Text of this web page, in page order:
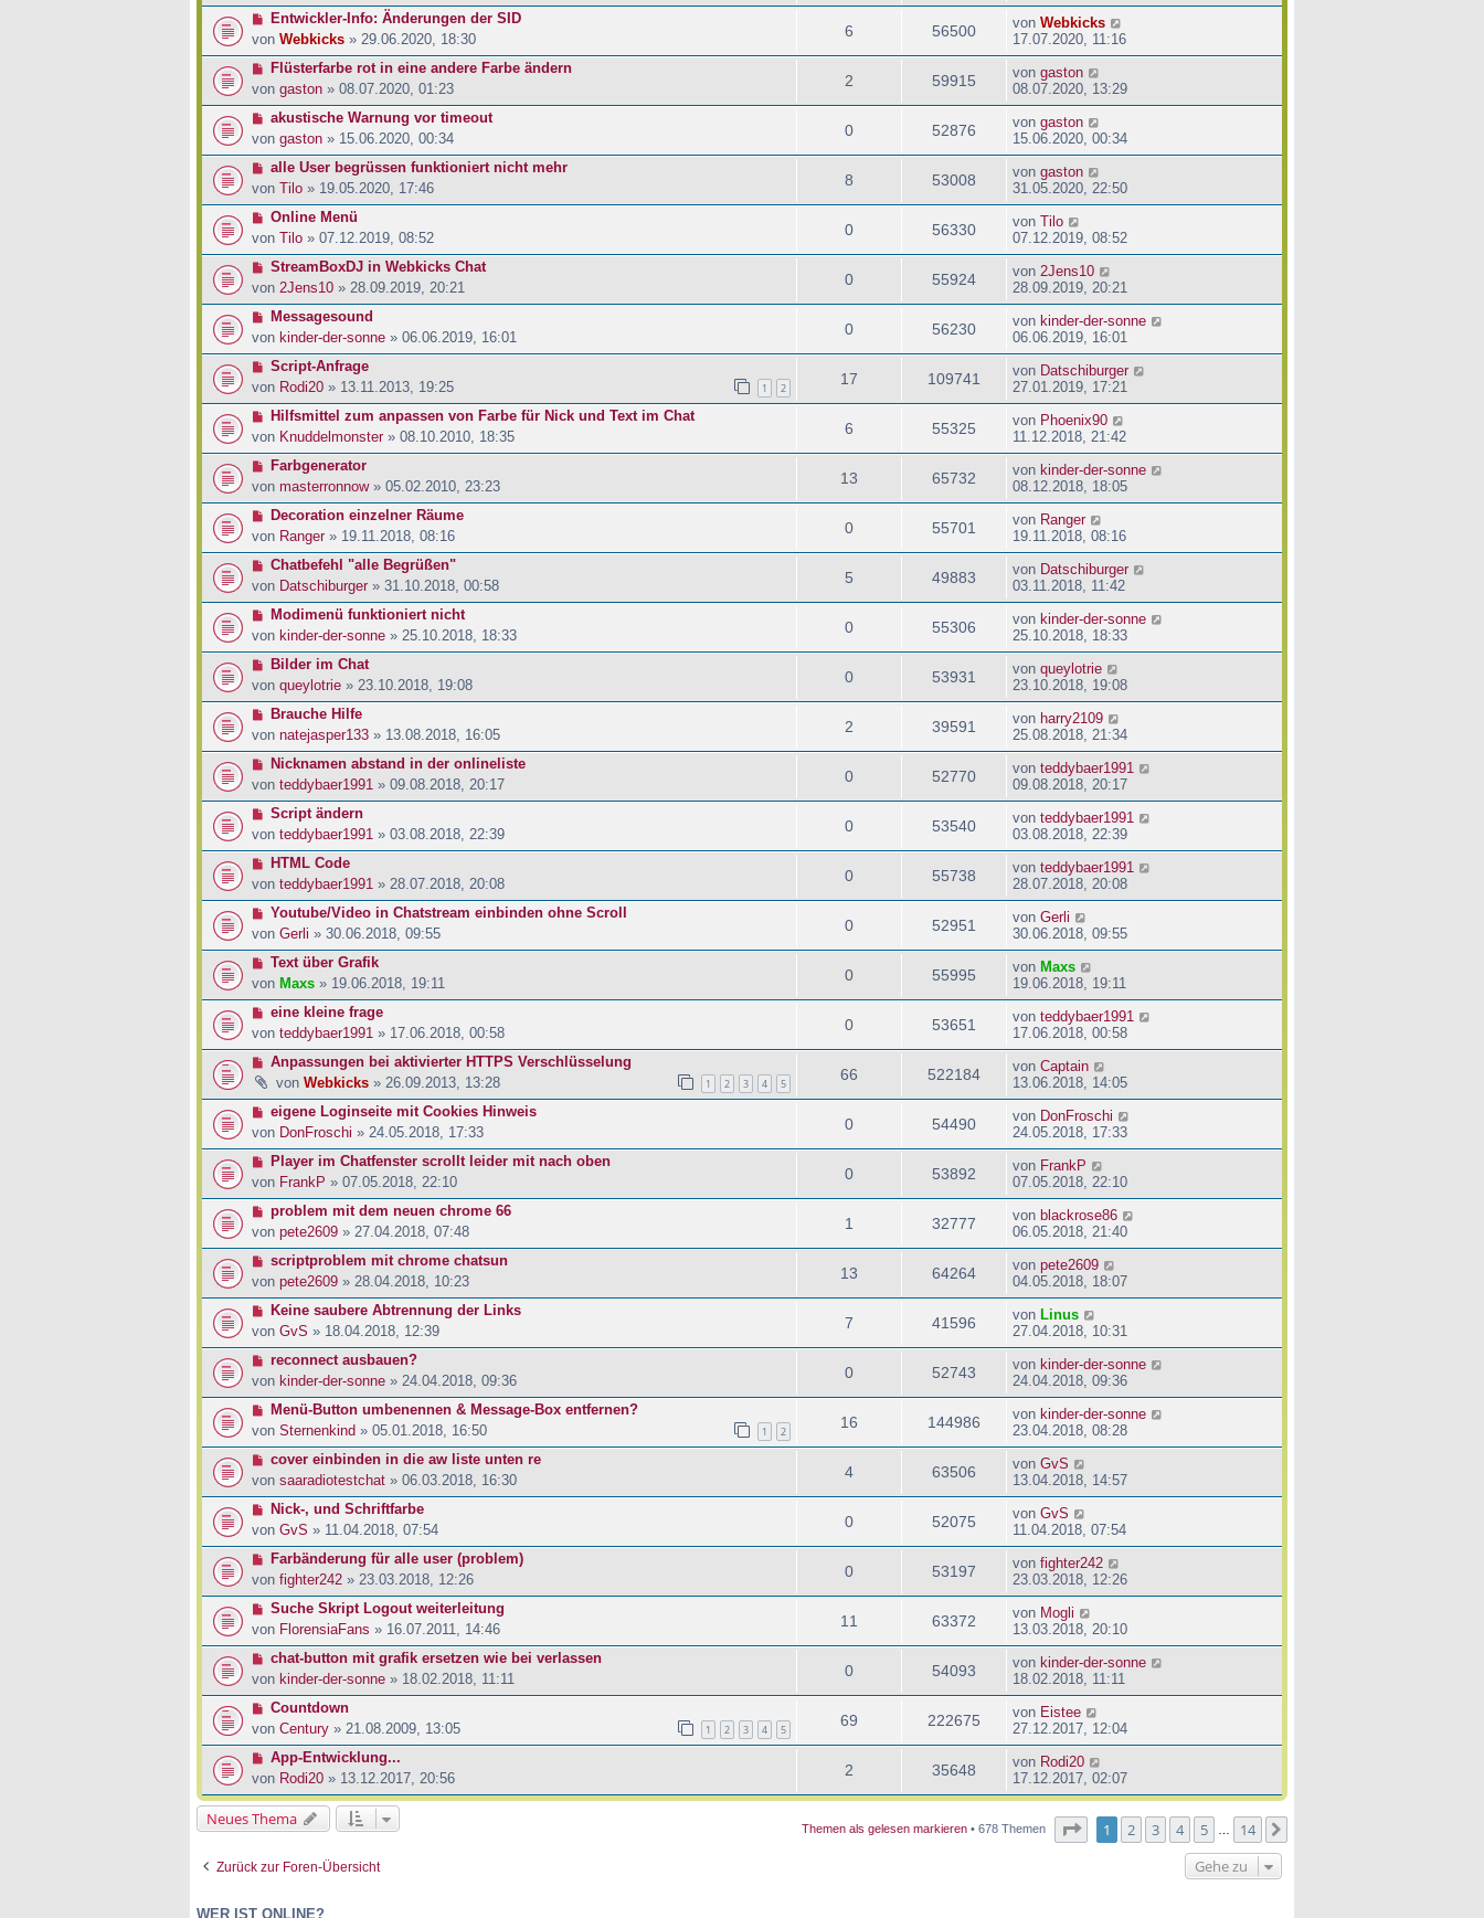
Entwickler-Info: Änderungen der SID
von Webkicks » 29.06.2020, 18:30 6 56500 von Webkicks
17.07.2020, 11:16
Flüsterfarbe rot in eine andere Farbe ändern
von gaston » 08.07.2020, 01:23 2 59915 von gaston
08.07.2020, 13:29
akustische Warnung vor timeout
von gaston » 15.06.2020, 00:34 0 52876 von gaston
15.06.2020, 00:34
alle User begrüssen funktioniert nicht mehr
von Tilo » 19.05.2020, 17:46 8 53008 von gaston
31.05.2020, 22:50
Online Menü
von Tilo » 07.12.2019, 08:52 0 56330 von Tilo
07.12.2019, 08:52
StreamBoxDJ in Webkicks Chat
von 2Jens10 » 28.09.2019, 20:21 0 55924 von 2Jens10
28.09.2019, 20:21
Messagesound
von kinder-der-sonne » 06.06.2019, 16:01 0 56230 von kinder-der-sonne
06.06.2019, 16:01
Script-Anfrage
von Rodi20 » 13.11.2013, 19:25 1 2
17 109741 von Datschiburger
27.01.2019, 17:21
Hilfsmittel zum anpassen von Farbe für Nick und Text im Chat
von Knuddelmonster» 08.10.2010, 18:35 6 55325 von Phoenix90
11.12.2018, 21:42
Farbgenerator
von masterronnow» 05.02.2010, 23:23 13 65732 von kinder-der-sonne
08.12.2018, 18:05
Decoration einzelner Räume
von Ranger» 19.11.2018, 08:16 0 55701 von Ranger
19.11.2018, 08:16
Chatbefehl "alle Begrüßen"
von Datschiburger » 31.10.2018, 00:58 5 49883 von Datschiburger
03.11.2018, 11:42
Modimenü funktioniert nicht
von kinder-der-sonne » 25.10.2018, 18:33 0 55306 von kinder-der-sonne
25.10.2018, 18:33
Bilder im Chat
von queylotrie » 23.10.2018, 19:08 0 53931 von queylotrie
23.10.2018, 19:08
Brauche Hilfe
von natejasper133 » 13.08.2018, 16:05 2 39591 von harry2109
25.08.2018, 21:34
Nicknamen abstand in der onlineliste
von teddybaer1991 » 09.08.2018, 20:17 0 52770 von teddybaer1991
09.08.2018, 20:17
Script ändern
von teddybaer1991 » 03.08.2018, 22:39 0 53540 von teddybaer1991
03.08.2018, 22:39
HTML Code
von teddybaer1991 » 28.07.2018, 20:08 0 55738 von teddybaer1991
28.07.2018, 20:08
Youtube/Video in Chatstream einbinden ohne Scroll
von Gerli » 30.06.2018, 09:55 0 52951 von Gerli
30.06.2018, 09:55
Text über Grafik
von Maxs » 19.06.2018, 19:11 0 55995 von Maxs
19.06.2018, 19:11
eine kleine frage
von teddybaer1991 » 17.06.2018, 00:58 0 53651 von teddybaer1991
17.06.2018, 00:58
Anpassungen bei aktivierter HTTPS Verschlüsselung
von Webkicks » 26.09.2013, 13:28 1 2 3 4 5
66 522184 von Captain
13.06.2018, 14:05
eigene Loginseite mit Cookies Hinweis
von DonFroschi » 24.05.2018, 17:33 0 54490 von DonFroschi
24.05.2018, 17:33
Player im Chatfenster scrollt leider mit nach oben
von FrankP » 07.05.2018, 22:10 0 53892 von FrankP
07.05.2018, 22:10
problem mit dem neuen chrome 66
von pete2609 » 27.04.2018, 07:48 1 32777 von blackrose86
06.05.2018, 21:40
scriptproblem mit chrome chatsun
von pete2609 » 28.04.2018, 10:23 13 64264 von pete2609
04.05.2018, 18:07
Keine saubere Abtrennung der Links
von GvS » 18.04.2018, 12:39 7 41596 von Linus
27.04.2018, 10:31
reconnect ausbauen?
von kinder-der-sonne » 24.04.2018, 09:36 0 52743 von kinder-der-sonne
24.04.2018, 09:36
Menü-Button umbenennen & Message-Box entfernen?
von Sternenkind » 05.01.2018, 16:50 1 2
16 144986 von kinder-der-sonne
23.04.2018, 08:28
cover einbinden in die aw liste unten re
von saaradiotestchat » 06.03.2018, 16:30 4 63506 von GvS
13.04.2018, 14:57
Nick-, und Schriftfarbe
von GvS » 11.04.2018, 07:54 0 52075 von GvS
11.04.2018, 07:54
Farbänderung für alle user (problem)
von fighter242 » 23.03.2018, 12:26 0 53197 von fighter242
23.03.2018, 12:26
Suche Skript Logout weiterleitung
von FlorensiaFans » 16.07.2011, 14:46 11 63372 von Mogli
13.03.2018, 20:10
chat-button mit grafik ersetzen wie bei verlassen
von kinder-der-sonne » 18.02.2018, 11:11 0 54093 von kinder-der-sonne
18.02.2018, 11:11
Countdown
von Century » 21.08.2009, 13:05 1 2 3 4 5
69 222675 von Eistee
27.12.2017, 12:04
App-Entwicklung...
von Rodi20 » 13.12.2017, 20:56 2 35648 von Rodi20
17.12.2017, 02:07
Neues Thema Themen als gelesen markieren • 678 Themen Seite von14
1 2 3 4 5 14
Zurück zur Foren-Übersicht Gehe zu
WER IST ONLINE?